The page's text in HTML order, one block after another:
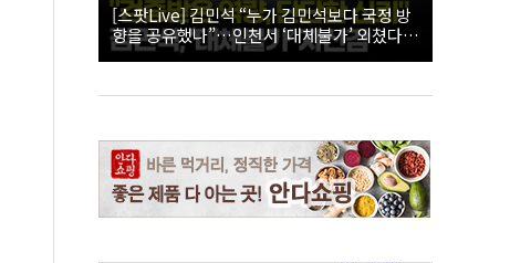
[스팟Live] 김민석 “누가 김민석보다 국정 방
향을 공유했나”…인천서 ‘대체불가’ 외쳤다 |
26.08.08 더불어민주당 당대표·최고위원 후